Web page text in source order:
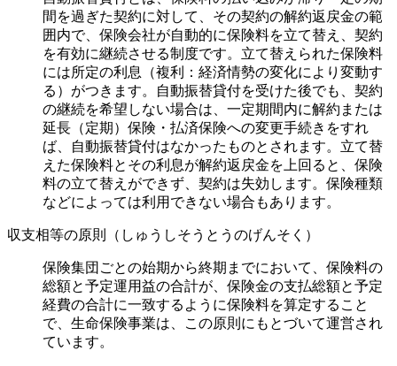
間を過ぎた契約に対して、その契約の解約返戻金の範
囲内で、保険会社が自動的に保険料を立て替え、契約
を有効に継続させる制度です。立て替えられた保険料
には所定の利息（複利：経済情勢の変化により変動す
る）がつきます。自動振替貸付を受けた後でも、契約
の継続を希望しない場合は、一定期間内に解約または
延長（定期）保険・払済保険への変更手続きをすれ
ば、自動振替貸付はなかったものとされます。立て替
えた保険料とその利息が解約返戻金を上回ると、保険
料の立て替えができず、契約は失効します。保険種類
などによっては利用できない場合もあります。
収支相等の原則（しゅうしそうとうのげんそく）
保険集団ごとの始期から終期までにおいて、保険料の
総額と予定運用益の合計が、保険金の支払総額と予定
経費の合計に一致するように保険料を算定すること
で、生命保険事業は、この原則にもとづいて運営され
ています。